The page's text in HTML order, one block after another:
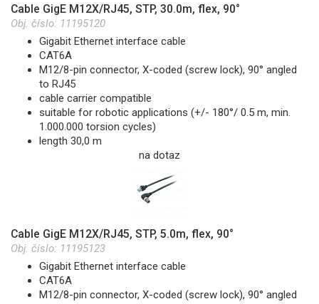
Cable GigE M12X/RJ45, STP, 30.0m, flex, 90°
Obj. číslo: 11195120
Gigabit Ethernet interface cable
CAT6A
M12/8-pin connector, X-coded (screw lock), 90° angled
to RJ45
cable carrier compatible
suitable for robotic applications (+/- 180°/ 0.5 m, min.
1.000.000 torsion cycles)
length 30,0 m
na dotaz
Cable GigE M12X/RJ45, STP, 5.0m, flex, 90°
Obj. číslo: 11195123
Gigabit Ethernet interface cable
CAT6A
M12/8-pin connector, X-coded (screw lock), 90° angled